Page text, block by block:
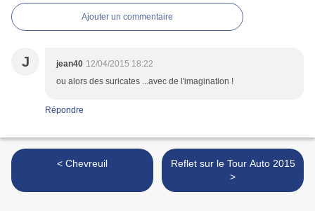
Ajouter un commentaire
J jean40 12/04/2015 18:22
ou alors des suricates ...avec de l'imagination !
Répondre
< Chevreuil
Reflet sur le Tour Auto 2015
>